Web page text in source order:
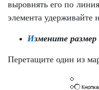
выровнять его по
элемента
Измените размер
Перетащите один из